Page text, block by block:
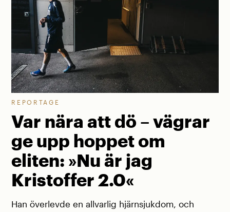
REPORTAGE
Var nära att dö – vägrar
ge upp hoppet om
eliten: »Nu är jag
Kristoffer 2.0«
Han överlevde en allvarlig hjärnsjukdom, och